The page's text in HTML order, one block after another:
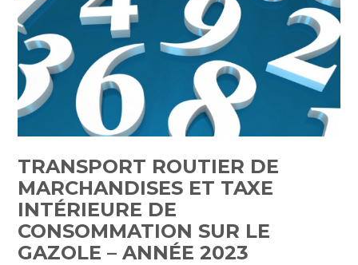
TRANSPORT ROUTIER DE
MARCHANDISES ET TAXE
INTÉRIEURE DE
CONSOMMATION SUR LE
GAZOLE – ANNÉE 2023